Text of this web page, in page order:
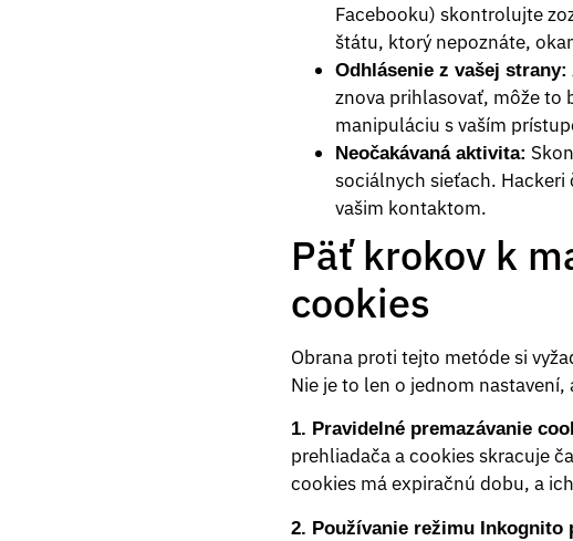
Facebooku) skontrolujte
štátu, ktorý nepoznáte,
Odhlásenie z vašej strany:
znova prihlasovať, môže to
manipuláciu s vaším
Neočakávaná aktivita:
sociálnych sieťach.
vašim kontaktom.
Päť krokov k
cookies
Obrana proti tejto metóde si
Nie je to len o jednom
1. Pravidelné premazávanie
prehliadača a cookies skracuje
cookies má expiračnú dobu, a
2. Používanie režimu Inkognito